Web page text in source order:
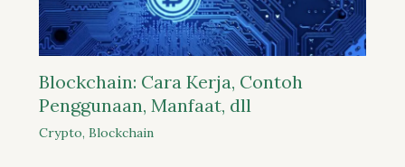
Blockchain: Cara Kerja, Contoh
Penggunaan, Manfaat, dll
Crypto, Blockchain